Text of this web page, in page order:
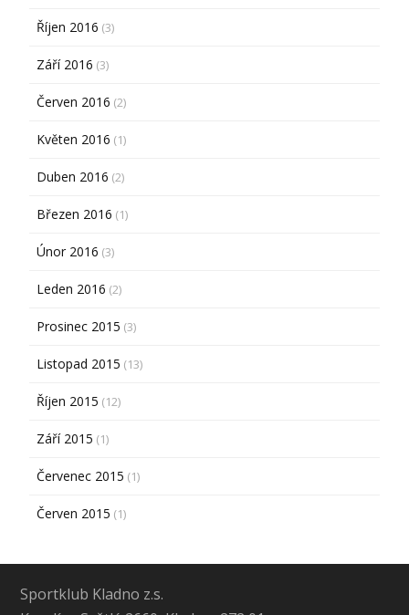
Říjen 2016 (3)
Září 2016 (3)
Červen 2016 (2)
Květen 2016 (1)
Duben 2016 (2)
Březen 2016 (1)
Únor 2016 (3)
Leden 2016 (2)
Prosinec 2015 (3)
Listopad 2015 (13)
Říjen 2015 (12)
Září 2015 (1)
Červenec 2015 (1)
Červen 2015 (1)
Sportklub Kladno z.s.